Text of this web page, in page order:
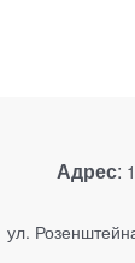
Адрес:
ул.